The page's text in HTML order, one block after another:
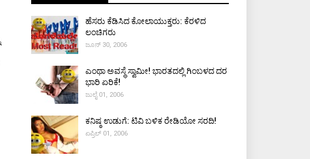
ಹೆಸರು ಕೆಡಿಸಿದ ಕೋಲಾಯುಕ್ತರು: ಕೆರಳಿದ
ಲಂಚಿಗರು
ಜೂನ್ 30, 2006
ಎಂಥಾ ಅವಸ್ಥೆ ಸ್ವಾಮೀ! ಭಾರತದಲ್ಲಿ ಗಿಂಬಳದ ದರ
ಭಾರಿ ಏರಿಕೆ!
ಜುಲೈ 01, 2006
ಕನಿಷ್ಠ ಉಡುಗೆ: ಟಿವಿ ಬಳಿಕ ರೇಡಿಯೋ ಸರದಿ!
ಏಪ್ರಿಲ್ 01, 2006